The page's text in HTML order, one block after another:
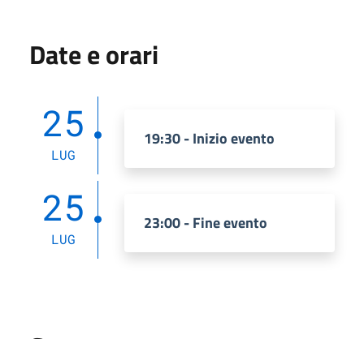
Date e orari
25
LUG
19:30 - Inizio evento
25
LUG
23:00 - Fine evento